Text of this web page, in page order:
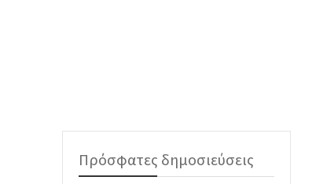
Πρόσφατες δημοσιεύσεις